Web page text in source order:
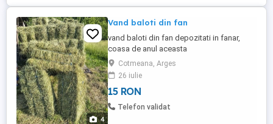
4
Vand baloti din fan
vand baloti din fan depozitati in fanar,
coasa de anul aceasta
Cotmeana, Arges
26 iulie
15 RON
Telefon validat